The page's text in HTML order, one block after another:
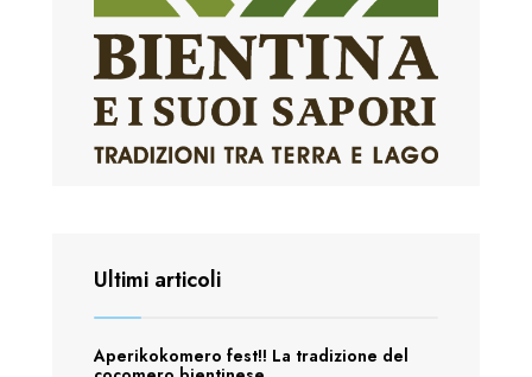
Ultimi articoli
Aperikokomero fest!! La tradizione del